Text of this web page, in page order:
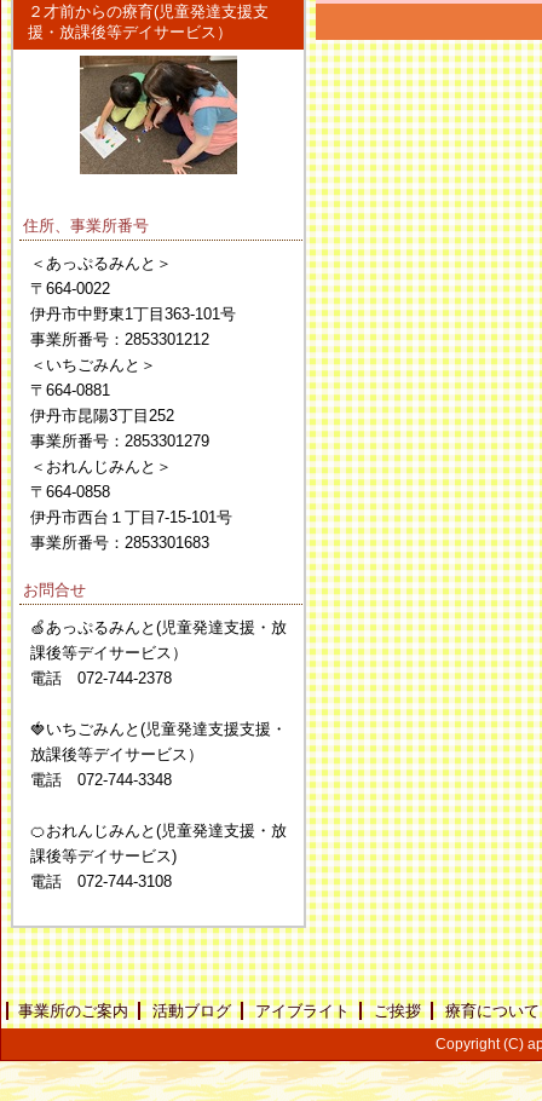
２才前からの療育(児童発達支援支
援・放課後等デイサービス）
住所、事業所番号
＜あっぷるみんと＞
〒664-0022
伊丹市中野東1丁目363-101号
事業所番号：2853301212
＜いちごみんと＞
〒664-0881
伊丹市昆陽3丁目252
事業所番号：2853301279
＜おれんじみんと＞
〒664-0858
伊丹市西台１丁目7-15-101号
事業所番号：2853301683
お問合せ
🍏あっぷるみんと(児童発達支援・放
課後等デイサービス）
電話 072-744-2378
🍓いちごみんと(児童発達支援支援・
放課後等デイサービス）
電話 072-744-3348
🍊おれんじみんと(児童発達支援・放
課後等デイサービス)
電話 072-744-3108
事業所のご案内 活動ブログ アイブライト ご挨拶 療育について
Copyright (C)